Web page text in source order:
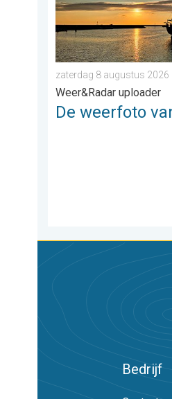
zaterdag 8 augustus 2026
Weer&Radar uploader
De weerfoto
Bedrijf